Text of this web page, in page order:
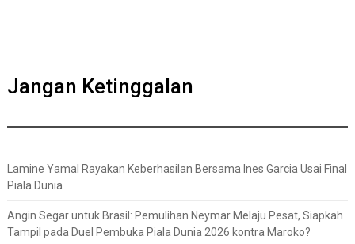
Jangan Ketinggalan
Lamine Yamal Rayakan Keberhasilan Bersama Ines Garcia Usai Final
Piala Dunia
Angin Segar untuk Brasil: Pemulihan Neymar Melaju Pesat, Siapkah
Tampil pada Duel Pembuka Piala Dunia 2026 kontra Maroko?